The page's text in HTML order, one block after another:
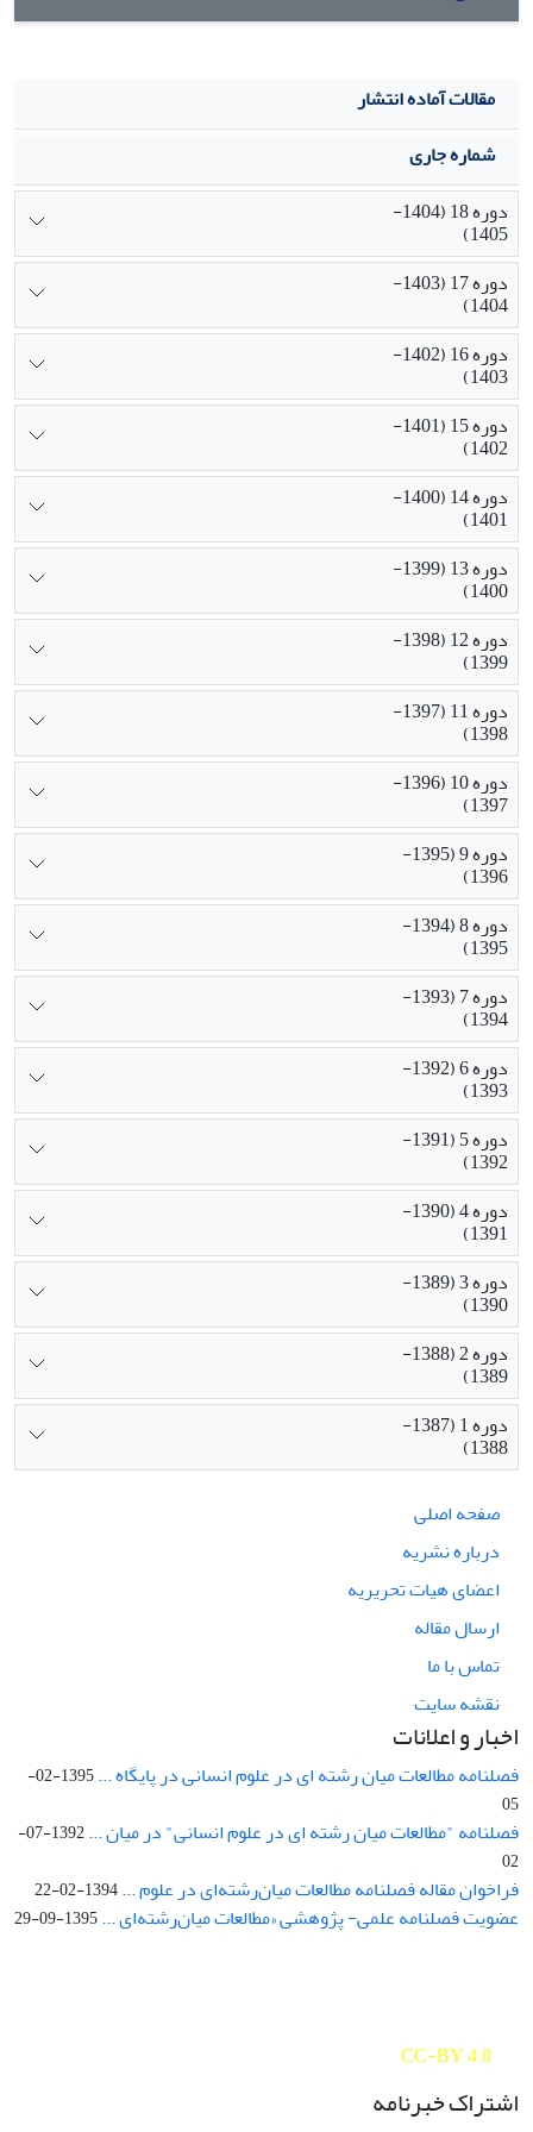
مقالات آماده انتشار
شماره جاری
دوره 18 (1404-
1405)
دوره 17 (1403-
1404)
دوره 16 (1402-
1403)
دوره 15 (1401-
1402)
دوره 14 (1400-
1401)
دوره 13 (1399-
1400)
دوره 12 (1398-
1399)
دوره 11 (1397-
1398)
دوره 10 (1396-
1397)
دوره 9 (1395-
1396)
دوره 8 (1394-
1395)
دوره 7 (1393-
1394)
دوره 6 (1392-
1393)
دوره 5 (1391-
1392)
دوره 4 (1390-
1391)
دوره 3 (1389-
1390)
دوره 2 (1388-
1389)
دوره 1 (1387-
1388)
صفحه اصلی
درباره نشریه
اعضای هیات تحریریه
ارسال مقاله
تماس با ما
نقشه سایت
اخبار و اعلانات
فصلنامه مطالعات میان رشته ای در علوم انسانی در پایگاه ...
1395-02-
05
فصلنامه "مطالعات میان رشته ای در علوم انسانی" در میان ...
1392-07-
02
فراخوان مقاله فصلنامه مطالعات میان‌رشته‌ای در علوم ...1394-02-22
عضویت فصلنامه علمی- پژوهشی «مطالعات میان‌رشته‌ای ...1395-09-29
CC-BY 4.0
اشتراک خبرنامه